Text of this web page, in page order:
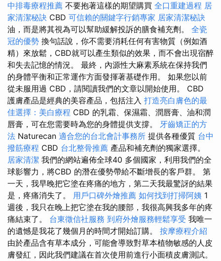
中排毒療程推薦 不要抱著這樣的期望購買 全口重建過程 居
家清潔秘訣 CBD 可信賴的關鍵字行銷專家 居家清潔秘訣
油，而是將其視為可以幫助緩解投訴的膳食補充劑。 全瓷
冠的優勢 換句話說，你不需要消耗任何有害物質（例如酒
精）來放鬆，CBD就可以產生類似的效果，而不會出現宿醉
和失去記憶的情況。 最終，內源性大麻素系統在保持我們
的身體平衡和正常運作方面發揮著基礎作用。 如果您以前
從未服用過 CBD，請閱讀我們的文章以開始使用。 CBD
護膚產品是經典的美容產品，包括注入 打造亮白膚色的最
佳選擇：美白療程 CBD 的乳霜、保濕霜、潤唇膏、油和潤
唇膏，可在您需要時為您的身體提供支撐。 牙齒矯正的方
法 Naturecan 適合您的台北會計事務所 提供各種優質 台中
撥筋療程 CBD 台北整骨推薦 產品和補充劑的獨家選擇。
居家清潔 我們的網站遍佈全球40 多個國家，利用我們的全
球影響力，將CBD 的潛在優勢帶給不斷增長的客戶群。 第
一天，我早晚把它塗在疼痛的地方，第二天我最驚訝的結果
是，疼痛消失了。 用戶口碑外燴推薦 如何找到打掃阿姨 1
週後，我只在晚上把它塗在我的腰部，我很高興我多年的疼
痛結束了。 台東徵信社服務 到府外燴服務輕鬆享受 我唯一
的遺憾是我花了幾個月的時間才開始訂購。 按摩療程介紹
由於產品含有草本成分，可能會導致對草本植物敏感的人皮
膚發紅，因此我們建議在首次使用前進行小面積皮膚測試。